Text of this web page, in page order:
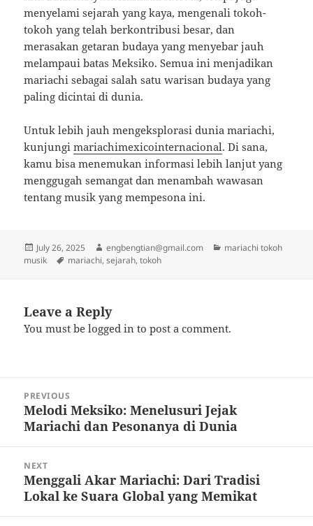
menyelami sejarah yang kaya, mengenali tokoh-
tokoh yang telah berkontribusi besar, dan
merasakan getaran budaya yang menyebar jauh
melampaui batas Meksiko. Semua ini menjadikan
mariachi sebagai salah satu warisan budaya yang
paling dicintai di dunia.
Untuk lebih jauh mengeksplorasi dunia mariachi,
kunjungimariachimexicointernacional. Di sana,
kamu bisa menemukan informasi lebih lanjut yang
menggugah semangat dan menambah wawasan
tentang musik yang mempesona ini.
Posted
on
July 26, 2025 Author
engbengtian@gmail.com Categories
mariachi tokoh
musik
Tags
mariachi,sejarah,tokoh
Leave a Reply
You must belogged in to post a comment.
navigation
PREVIOUS
Previous
post:
Melodi Meksiko: Menelusuri Jejak
Mariachi dan Pesonanya di Dunia
NEXT
Next
post:
Menggali Akar Mariachi: Dari Tradisi
Lokal ke Suara Global yang Memikat